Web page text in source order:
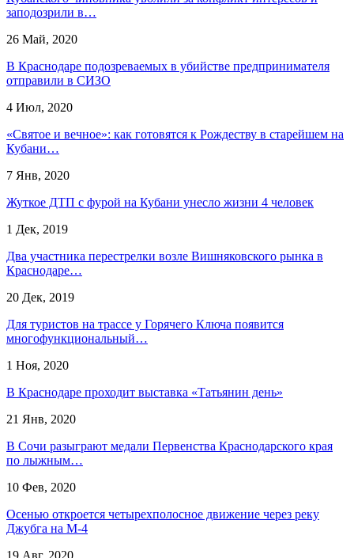
заподозрили в…
26 Май, 2020
В Краснодаре подозреваемых в убийстве предпринимателя
отправили в СИЗО
4 Июл, 2020
«Святое и вечное»: как готовятся к Рождеству в старейшем на
Кубани…
7 Янв, 2020
Жуткое ДТП с фурой на Кубани унесло жизни 4 человек
1 Дек, 2019
Два участника перестрелки возле Вишняковского рынка в
Краснодаре…
20 Дек, 2019
Для туристов на трассе у Горячего Ключа появится
многофункциональный…
1 Ноя, 2020
В Краснодаре проходит выставка «Татьянин день»
21 Янв, 2020
В Сочи разыграют медали Первенства Краснодарского края
по лыжным…
10 Фев, 2020
Осенью откроется четырехполосное движение через реку
Джубга на М-4
19 Авг, 2020